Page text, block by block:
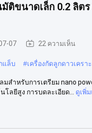
ติขนาดเล็ก 0.2 ลิ
07 22 ความเห็น
แล็บ #เครื่องกัดลูกดาวเครา
มสําหรับการเตรียม nano
ลยีสูง การบดละเอียด...
ดูเพิ่